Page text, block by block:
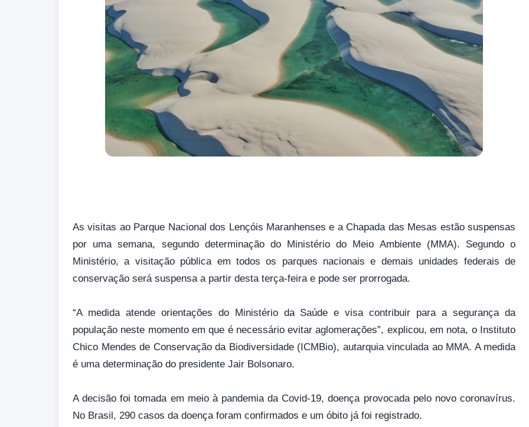
As visitas ao Parque Nacional dos Lençóis Maranhenses e a Chapada das Mesas estão suspensas
por uma semana, segundo determinação do Ministério do Meio Ambiente (MMA). Segundo o
Ministério, a visitação pública em todos os parques nacionais e demais unidades federais de
conservação será suspensa a partir desta terça-feira e pode ser prorrogada.
“A medida atende orientações do Ministério da Saúde e visa contribuir para a segurança da
população neste momento em que é necessário evitar aglomerações”, explicou, em nota, o Instituto
Chico Mendes de Conservação da Biodiversidade (ICMBio), autarquia vinculada ao MMA. A medida
é uma determinação do presidente Jair Bolsonaro.
A decisão foi tomada em meio à pandemia da Covid-19, doença provocada pelo novo coronavírus.
No Brasil, 290 casos da doença foram confirmados e um óbito já foi registrado.